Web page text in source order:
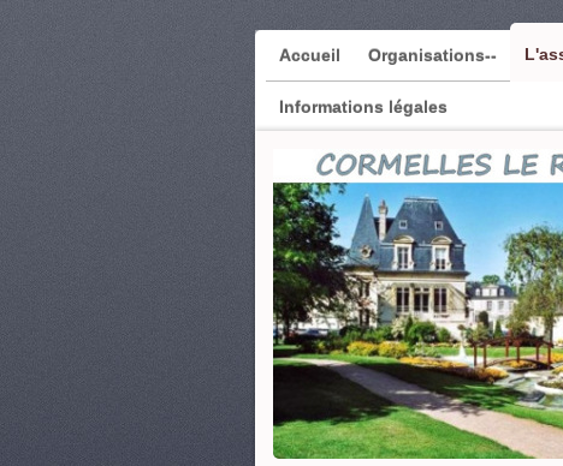
Accueil Organisations--
Informations légales